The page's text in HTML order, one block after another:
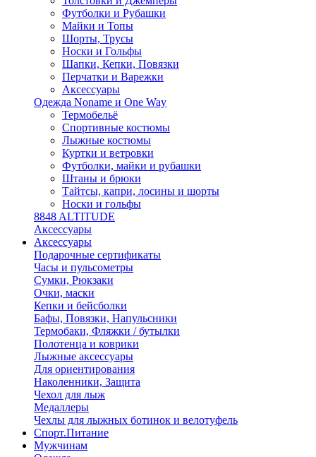
Футболки и Рубашки
Майки и Топы
Шорты, Трусы
Носки и Гольфы
Шапки, Кепки, Повязки
Перчатки и Варежки
Аксессуары
Одежда Noname и One Way
Термобельё
Спортивные костюмы
Лыжные костюмы
Куртки и ветровки
Футболки, майки и рубашки
Штаны и брюки
Тайтсы, капри, лосины и шорты
Носки и гольфы
8848 ALTITUDE
Аксессуары
Аксессуары
Подарочные сертификаты
Часы и пульсометры
Сумки, Рюкзаки
Очки, маски
Кепки и бейсболки
Бафы, Повязки, Напульсники
Термобаки, Фляжки / бутылки
Полотенца и коврики
Лыжные аксессуары
Для ориентирования
Наколенники, Защита
Чехол для лыж
Медаллеры
Чехлы для лыжных ботинок и велотуфель
Спорт.Питание
Мужчинам